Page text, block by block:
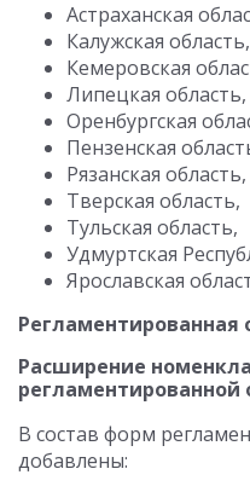
Астраханская
Калужская область,
Кемеровская
Липецкая область,
Оренбургская
Пензенская
Рязанская область,
Тверская область,
Тульская область,
Удмуртская
Ярославская
Регламентированная
Расширение
регламентированной
В состав форм
добавлены: